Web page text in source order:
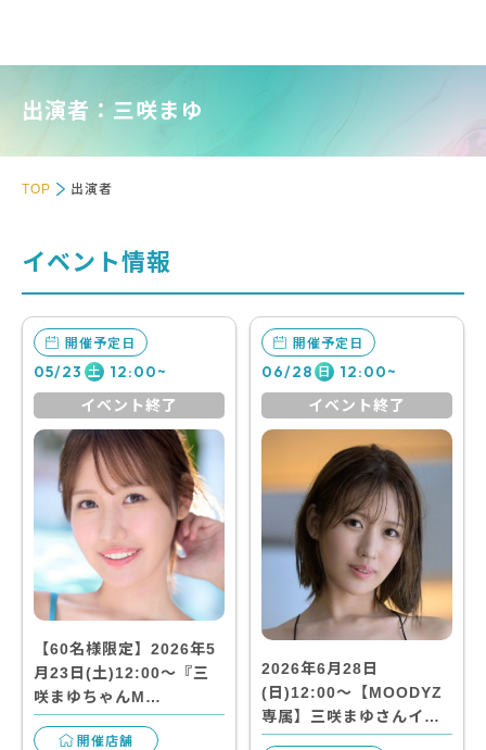
出演者：三咲まゆ
TOP 出演者
イベント情報
開催予定日
05/23 土 12:00~
イベント終了
【60名様限定】2026年5
月23日(土)12:00～『三
咲まゆちゃんM…
開催店舗
開催予定日
06/28 日 12:00~
イベント終了
2026年6月28日
(日)12:00～【MOODYZ
専属】三咲まゆさんイ…